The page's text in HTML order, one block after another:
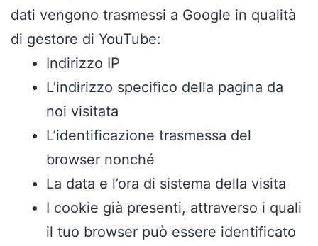
dati vengono trasmessi a Google in qualità
di gestore di YouTube:
Indirizzo IP
L’indirizzo specifico della pagina da
noi visitata
L’identificazione trasmessa del
browser nonché
La data e l’ora di sistema della visita
I cookie già presenti, attraverso i quali
il tuo browser può essere identificato